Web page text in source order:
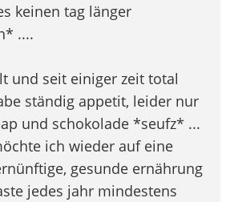
keinen tag länger
....
und seit einiger zeit total
ständig appetit, leider nur
und schokolade *seufz* ...
ich wieder auf eine
gesunde ernährung
jedes jahr mindestens